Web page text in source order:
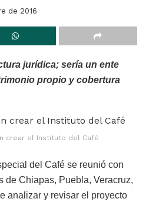
de 2016
jurídica; sería un ente
propio y cobertura
crear el Instituto del Café
del Café se reunió con
de Chiapas, Puebla, Veracruz,
analizar y revisar el proyecto